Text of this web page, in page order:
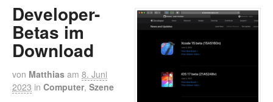
Developer-
Betas im
Download
von Matthias am 8. Juni
2023 in Computer, Szene